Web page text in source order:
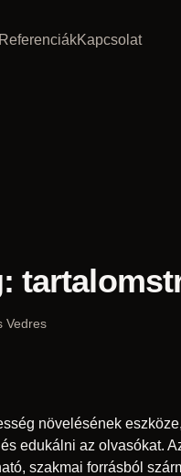
ReferenciákKapcsolat
Vedres
növelésének
edukálni az olvasókat.
szakmai forrásból